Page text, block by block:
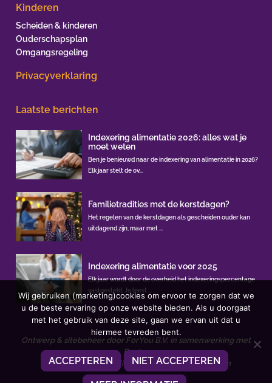
Kinderen
Scheiden & kinderen
Ouderschapsplan
Omgangsregeling
Privacyverklaring
Laatste berichten
Indexering alimentatie 2026: alles wat je
moet weten
Ben je benieuwd naar de indexering van alimentatie in 2026?
Elk jaar stelt de ov...
Familietradities met de kerstdagen?
Het regelen van de kerstdagen als gescheiden ouder kan
uitdagend zijn, maar met ...
Indexering alimentatie voor 2025
Elk jaar wordt door de overheid het indexeringspercentage
vastgesteld. Je leest ...
Ontwerp & sitebeheer door ForYou B.V. in samenwerking met
Best4u
Afbeeldingen onder licentie van Shutterstock.com
Wij gebruiken (marketing)cookies om ervoor te zorgen dat we
u de beste ervaring op onze website bieden. Als u doorgaat
met het gebruik van deze site, gaan we ervan uit dat u
hiermee tevreden bent.
ACCEPTEREN NIET ACCEPTEREN